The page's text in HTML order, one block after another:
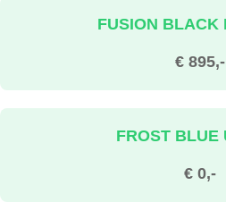
€ 895,-
FUSION BLACK
€ 0,-
FROST BLUE